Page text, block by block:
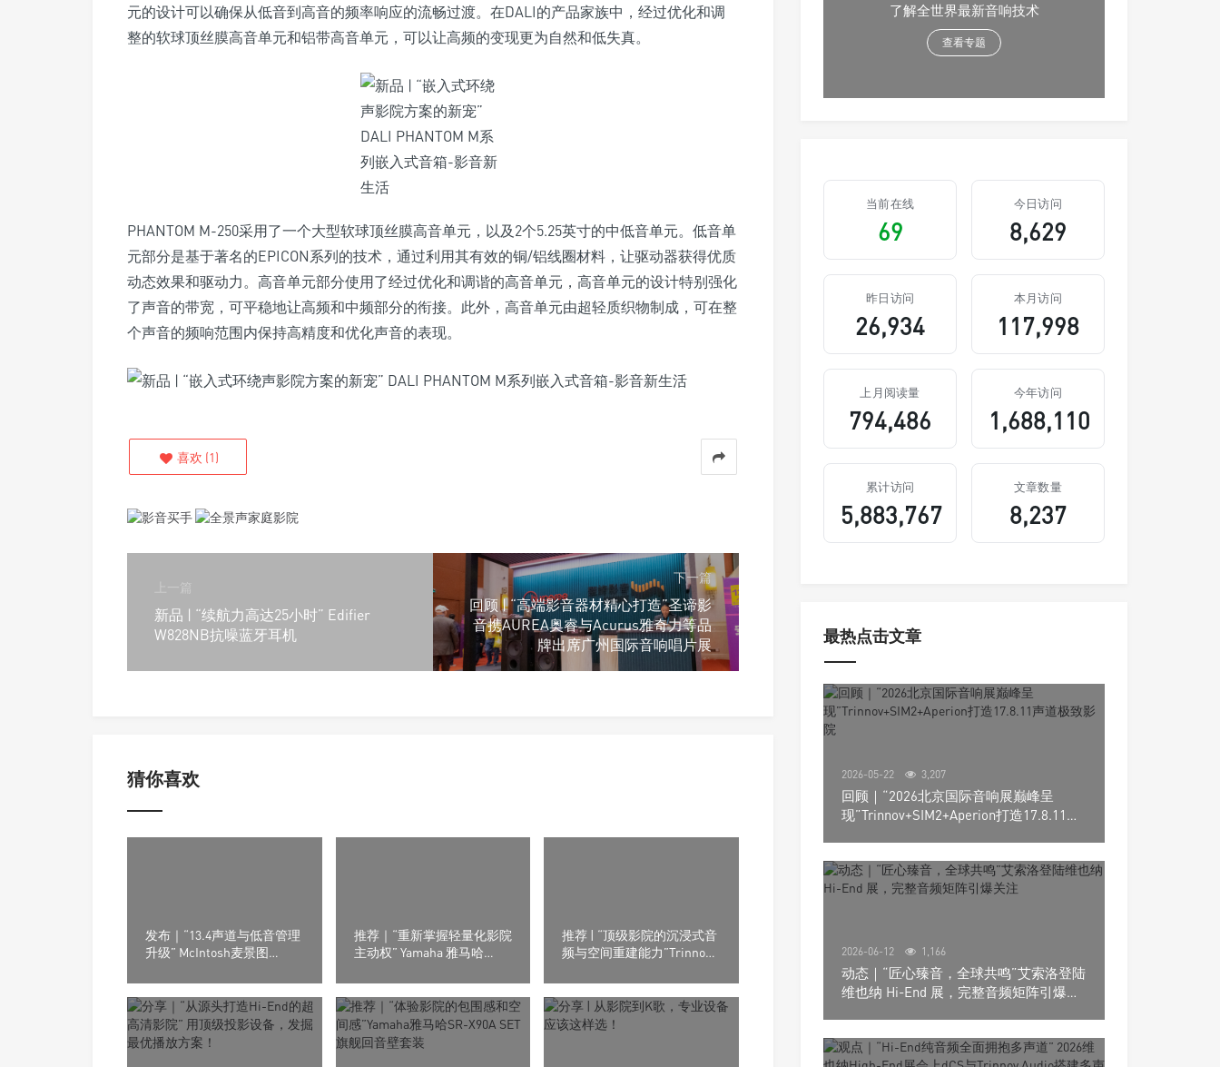
元的设计可以确保从低音到高音的频率响应的流畅过渡。在DALI的产品家族中，经过优化和调
整的软球顶丝膜高音单元和铝带高音单元，可以让高频的变现更为自然和低失真。
PHANTOM M-250采用了一个大型软球顶丝膜高音单元，以及2个5.25英寸的中低音单元。低音单
元部分是基于著名的EPICON系列的技术，通过利用其有效的铜/铝线圈材料，让驱动器获得优质
动态效果和驱动力。高音单元部分使用了经过优化和调谐的高音单元，高音单元的设计特别强化
了声音的带宽，可平稳地让高频和中频部分的衔接。此外，高音单元由超轻质织物制成，可在整
个声音的频响范围内保持高精度和优化声音的表现。
喜欢 (1)
上一篇
新品 | “续航力高达25小时” Edifier
W828NB抗噪蓝牙耳机
下一篇
回顾 | “高端影音器材精心打造”圣谛影
音携AUREA奥睿与Acurus雅奇力等品
牌出席广州国际音响唱片展
猜你喜欢
发布｜“13.4声道与低音管理
升级” McIntosh麦景图
推荐｜“重新掌握轻量化影院
主动权” Yamaha 雅马哈
器
推荐 | “顶级影院的沉浸式音
频与空间重建能力”Trinnov
数字3D音效前级处理器
了解全世界最新音响技术
查看专题
当前在线
69
今日访问
8,629
昨日访问
26,934
本月访问
117,998
上月阅读量
794,486
今年访问
1,688,110
累计访问
5,883,767
文章数量
8,237
最热点击文章
2026-05-22 3,207
回顾｜“2026北京国际音响展巅峰呈
现”Trinnov+SIM2+Aperion打造17.8.11声
2026-06-12 1,166
动态｜“匠心臻音，全球共鸣”艾索洛登陆
维也纳 Hi-End 展，完整音频矩阵引爆关